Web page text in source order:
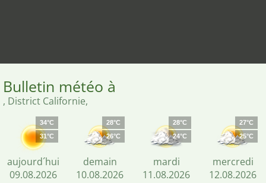
Bulletin météo à
, District Californie,
34°C
31°C
aujourd´hui
09.08.2026
28°C
26°C
demain
10.08.2026
28°C
24°C
mardi
11.08.2026
27°C
25°C
mercredi
12.08.2026